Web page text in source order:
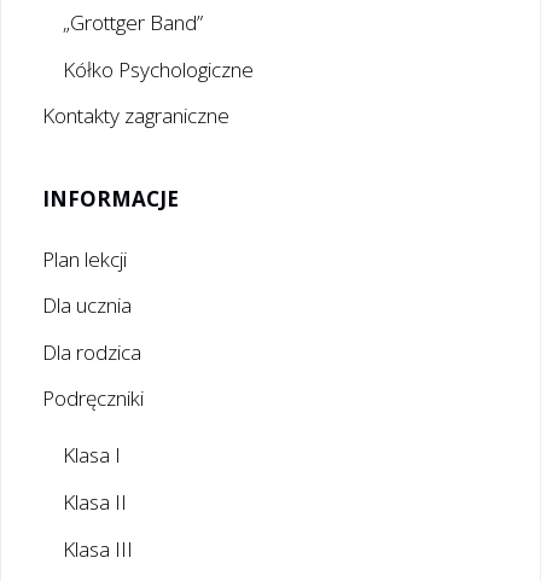
„Grottger Band”
Kółko Psychologiczne
Kontakty zagraniczne
INFORMACJE
Plan lekcji
Dla ucznia
Dla rodzica
Podręczniki
Klasa I
Klasa II
Klasa III